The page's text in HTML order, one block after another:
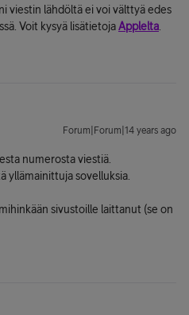
viestin lähdöltä ei voi välttyä edes
Voit kysyä lisätietojaApplelta
Forum|Forum|14 years ago
numerosta viestiä.
yllämainittuja sovelluksia.
sivustoille laittanut (se on